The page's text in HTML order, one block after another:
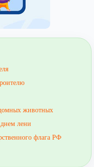
животных
лени
флага РФ